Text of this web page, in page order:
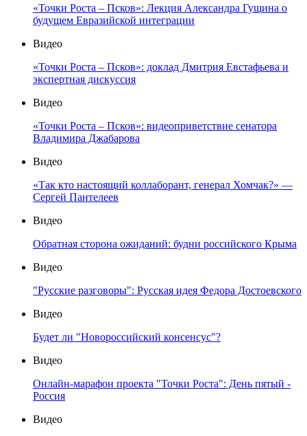
«Точки Роста – Псков»: Лекция Александра Гущина о
будущем Евразийской интеграции
Видео
«Точки Роста – Псков»: доклад Дмитрия Евстафьева и
экспертная дискуссия
Видео
«Точки Роста – Псков»: видеоприветствие сенатора
Владимира Джабарова
Видео
«Так кто настоящий коллаборант, генерал Хомчак?» —
Сергей Пантелеев
Видео
Обратная сторона ожиданий: будни российского Крыма
Видео
"Русские разговоры": Русская идея Федора Достоевского
Видео
Будет ли "Новороссийский консенсус"?
Видео
Онлайн-марафон проекта "Точки Роста": День пятый -
Россия
Видео